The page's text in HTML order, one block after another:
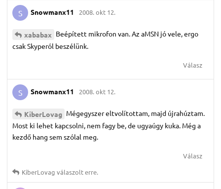
S Snowmanx11 2008. okt 12.
xababax Beépített mikrofon van. Az aMSN jó vele, ergo
csak Skyperól beszélünk.
Válasz
S Snowmanx11 2008. okt 12.
KiberLovag Mégegyszer eltvolítottam, majd újrahúztam.
Most ki lehet kapcsolni, nem fagy be, de ugyaúgy kuka. Még a
kezdő hang sem szólal meg.
Válasz
KiberLovag válaszolt erre.